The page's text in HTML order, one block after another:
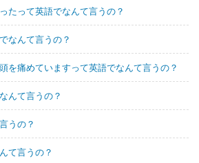
たって英語でなんて言うの？
なんて言うの？
を痛めていますって英語でなんて言うの？
んて言うの？
うの？
て言うの？